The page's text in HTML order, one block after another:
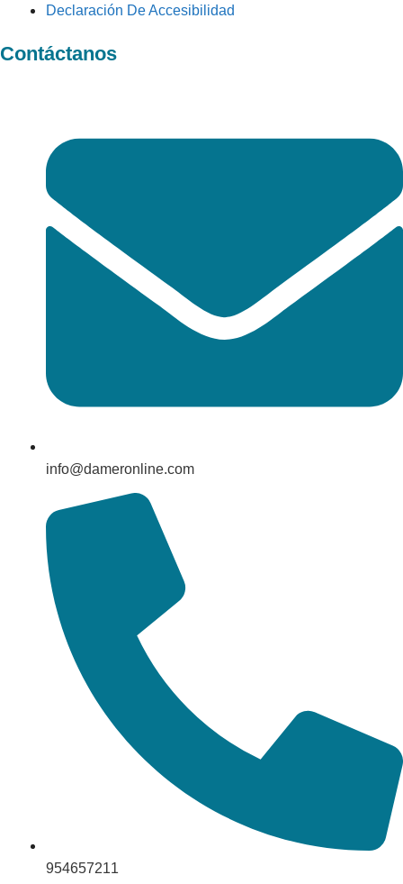
Declaración De Accesibilidad
Contáctanos
info@dameronline.com
954657211